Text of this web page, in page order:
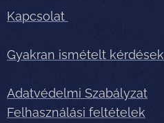
Kapcsolat
Gyakran ismételt kérdések
Adatvédelmi Szabályzat
Felhasználási feltételek